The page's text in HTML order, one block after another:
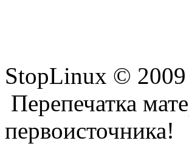
StopLinux ©
Перепечатка
первоисточника!